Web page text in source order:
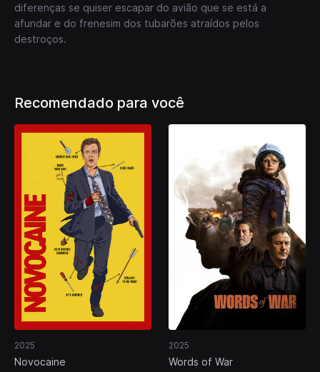
diferenças se quiser escapar do avião que se está a
afundar e do frenesim dos tubarões atraídos pelos
destroços.
Recomendado para você
2025
Novocaine
2025
Words of War